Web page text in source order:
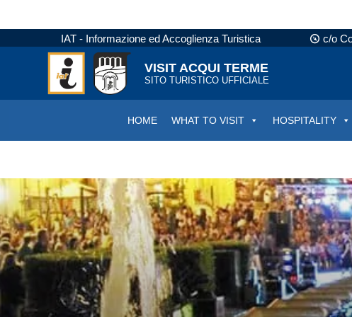
IAT - Informazione ed Accoglienza Turistica c/o
VISIT ACQUI TERME
SITO TURISTICO UFFICIALE
HOME WHAT TO VISIT HOSPITALITY